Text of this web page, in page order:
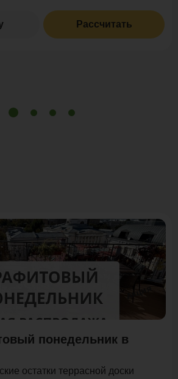
Рассчитать
Акция
понедельник в
остатки террасной доски